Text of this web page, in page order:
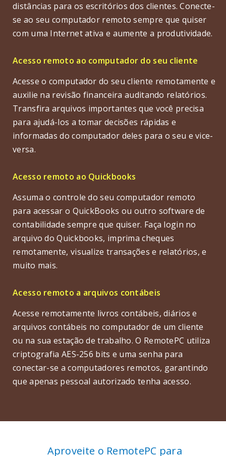
distâncias para os escritórios dos clientes. Conecte-
se ao seu computador remoto sempre que quiser
com uma Internet ativa e aumente a produtividade.
Acesso remoto ao computador do seu cliente
Acesse o computador do seu cliente remotamente e
auxilie na revisão financeira auditando relatórios.
Transfira arquivos importantes que você precisa
para ajudá-los a tomar decisões rápidas e
informadas do computador deles para o seu e vice-
versa.
Acesso remoto ao Quickbooks
Assuma o controle do seu computador remoto
para acessar o QuickBooks ou outro software de
contabilidade sempre que quiser. Faça login no
arquivo do Quickbooks, imprima cheques
remotamente, visualize transações e relatórios, e
muito mais.
Acesso remoto a arquivos contábeis
Acesse remotamente livros contábeis, diários e
arquivos contábeis no computador de um cliente
ou na sua estação de trabalho. O RemotePC utiliza
criptografia AES-256 bits e uma senha para
conectar-se a computadores remotos, garantindo
que apenas pessoal autorizado tenha acesso.
Aproveite o RemotePC para